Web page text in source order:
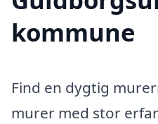
kommune
Find en dygtig
murer med stor